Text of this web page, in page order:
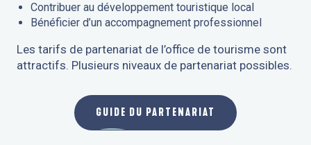
Contribuer au développement touristique local
Bénéficier d’un accompagnement professionnel
Les tarifs de partenariat de l’office de tourisme sont
attractifs. Plusieurs niveaux de partenariat possibles.
GUIDE DU PARTENARIAT